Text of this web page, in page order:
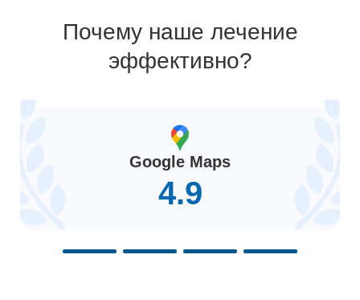
Почему наше лечение
эффективно?
Google Maps
4.9